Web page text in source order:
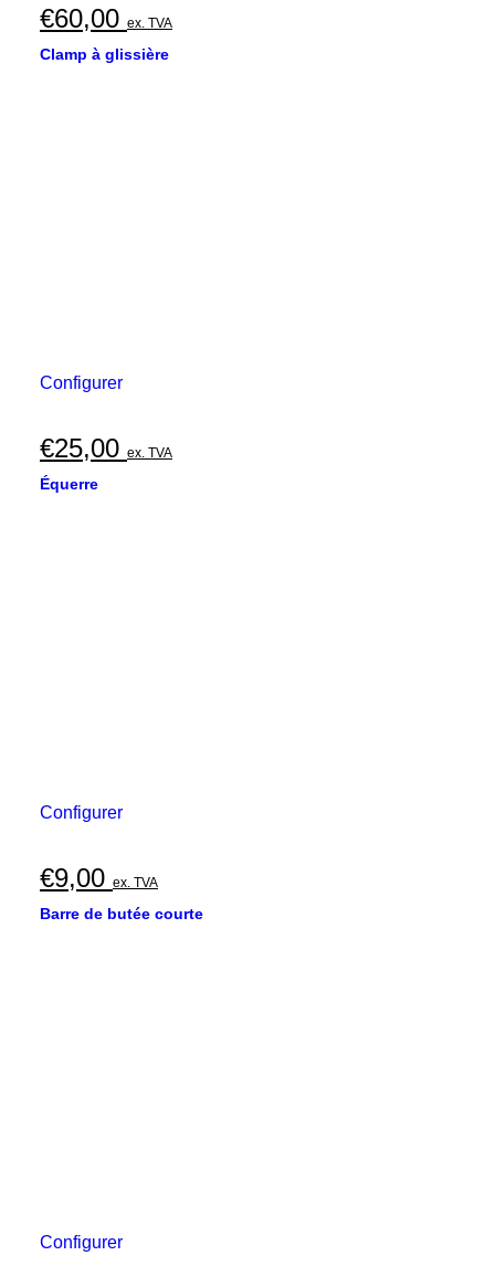
€60,00 ex. TVA
Clamp à glissière
Configurer
€25,00 ex. TVA
Équerre
Configurer
€9,00 ex. TVA
Barre de butée courte
Configurer